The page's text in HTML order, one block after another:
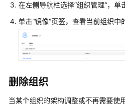
业
版）
SDK
参
常
见
在左侧导航栏选择“组织管理”，单
单击“镜像”页签，查看当前组织中
删除组织
当某个组织的架构调整或不再需要使